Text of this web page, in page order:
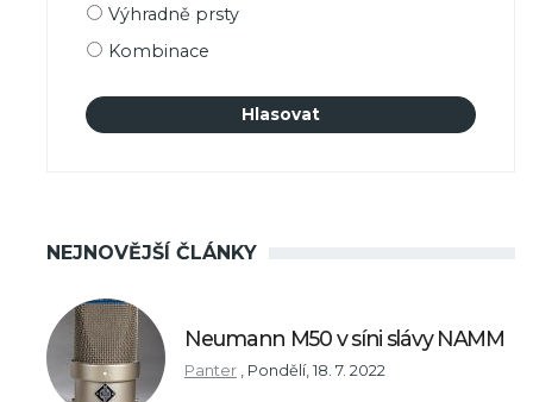
Výhradně prsty
Kombinace
NEJNOVĚJŠÍ ČLÁNKY
Neumann M50 v síni slávy NAMM
Panter , Pondělí, 18. 7. 2022